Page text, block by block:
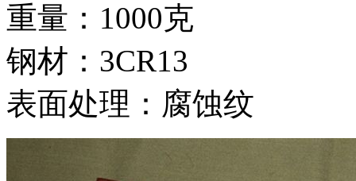
重量：1000克
钢材：3CR13
表面处理：腐蚀纹